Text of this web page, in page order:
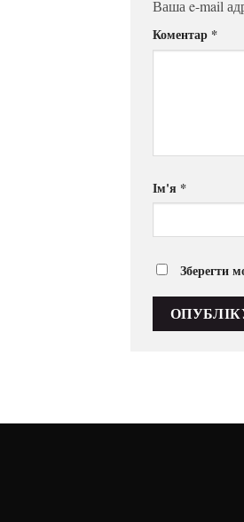
Ваша e-mail
Коментар *
Ім'я *
Зберегти